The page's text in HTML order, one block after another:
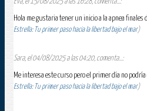
Hola me gustaria tener un inicio a la apnea finales
Estrella: Tu primer paso hacia la libertad bajo el mar)
Sara, el 04/08/2025 a las 04:20, comenta...:
Me interesa este curso pero el primer día no podría
Estrella: Tu primer paso hacia la libertad bajo el mar)